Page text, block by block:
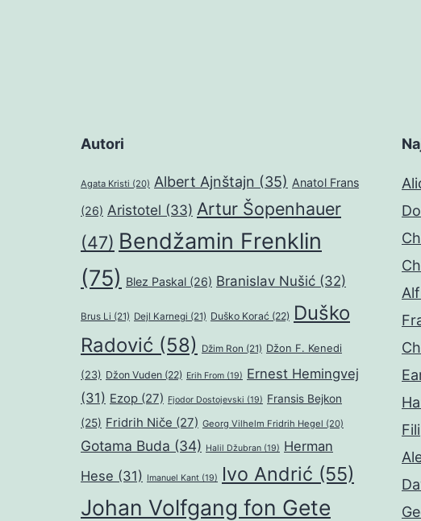
Autori
Agata Kristi (20) Albert Ajnštajn (35) Anatol Frans
(26) Aristotel (33) Artur Šopenhauer
(47) Bendžamin Frenklin
(75) Blez Paskal (26) Branislav Nušić (32)
Brus Li (21) Dejl Karnegi (21) Duško Korać (22) Duško
Radović (58) Džim Ron (21) Džon F. Kenedi
(23) Džon Vuden (22) Erih From (19) Ernest Hemingvej
(31) Ezop (27) Fjodor Dostojevski (19) Fransis Bejkon
(25) Fridrih Niče (27) Georg Vilhelm Fridrih Hegel (20)
Gotama Buda (34) Halil Džubran (19) Herman
Hese (31) Imanuel Kant (19) Ivo Andrić (55)
Johan Volfgang fon Gete